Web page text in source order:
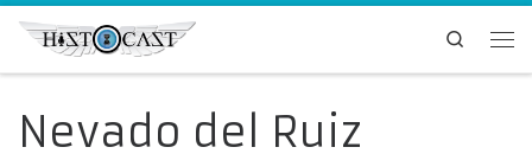
Saltar al contenido
Search
Nevado del Ruiz